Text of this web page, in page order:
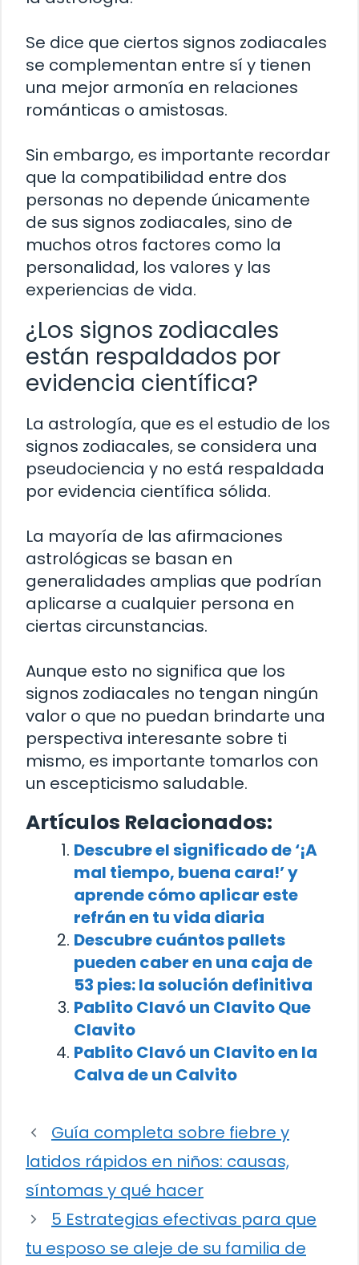
Se dice que ciertos signos zodiacales
se complementan entre sí y tienen
una mejor armonía en relaciones
románticas o amistosas.
Sin embargo, es importante recordar
que la compatibilidad entre dos
personas no depende únicamente
de sus signos zodiacales, sino de
muchos otros factores como la
personalidad, los valores y las
experiencias de vida.
¿Los signos zodiacales
están respaldados por
evidencia científica?
La astrología, que es el estudio de los
signos zodiacales, se considera una
pseudociencia y no está respaldada
por evidencia científica sólida.
La mayoría de las afirmaciones
astrológicas se basan en
generalidades amplias que podrían
aplicarse a cualquier persona en
ciertas circunstancias.
Aunque esto no significa que los
signos zodiacales no tengan ningún
valor o que no puedan brindarte una
perspectiva interesante sobre ti
mismo, es importante tomarlos con
un escepticismo saludable.
Artículos Relacionados:
Descubre el significado de ‘¡A
mal tiempo, buena cara!’ y
aprende cómo aplicar este
refrán en tu vida diaria
Descubre cuántos pallets
pueden caber en una caja de
53 pies: la solución definitiva
Pablito Clavó un Clavito Que
Clavito
Pablito Clavó un Clavito en la
Calva de un Calvito
Guía completa sobre fiebre y
latidos rápidos en niños: causas,
síntomas y qué hacer
5 Estrategias efectivas para que
tu esposo se aleje de su familia de